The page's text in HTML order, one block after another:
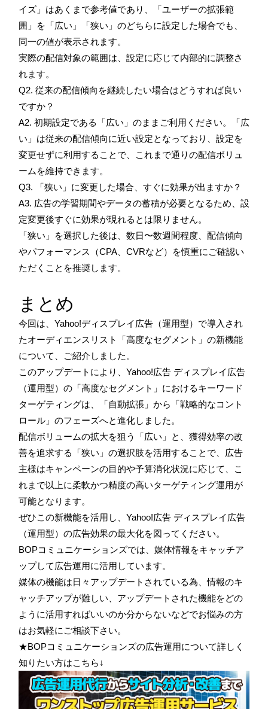
イズ」はあくまで参考値であり、「ユーザーの拡張範
囲」を「広い」「狭い」のどちらに設定した場合でも、
同一の値が表示されます。
実際の配信対象の範囲は、設定に応じて内部的に調整さ
れます。
Q2. 従来の配信傾向を継続したい場合はどうすれば良い
ですか？
A2. 初期設定である「広い」のままご利用ください。「広
い」は従来の配信傾向に近い設定となっており、設定を
変更せずに利用することで、これまで通りの配信ボリュ
ームを維持できます。
Q3. 「狭い」に変更した場合、すぐに効果が出ますか？
A3. 広告の学習期間やデータの蓄積が必要となるため、設
定変更後すぐに効果が現れるとは限りません。
「狭い」を選択した後は、数日〜数週間程度、配信傾向
やパフォーマンス（CPA、CVRなど）を慎重にご確認い
ただくことを推奨します。
まとめ
今回は、Yahoo!ディスプレイ広告（運用型）で導入され
たオーディエンスリスト「高度なセグメント」の新機能
について、ご紹介しました。
このアップデートにより、Yahoo!広告 ディスプレイ広告
（運用型）の「高度なセグメント」におけるキーワード
ターゲティングは、「自動拡張」から「戦略的なコント
ロール」のフェーズへと進化しました。
配信ボリュームの拡大を狙う「広い」と、獲得効率の改
善を追求する「狭い」の選択肢を活用することで、広告
主様はキャンペーンの目的や予算消化状況に応じて、こ
れまで以上に柔軟かつ精度の高いターゲティング運用が
可能となります。
ぜひこの新機能を活用し、Yahoo!広告 ディスプレイ広告
（運用型）の広告効果の最大化を図ってください。
BOPコミュニケーションズでは、媒体情報をキャッチア
ップして広告運用に活用しています。
媒体の機能は日々アップデートされている為、情報のキ
ャッチアップが難しい、アップデートされた機能をどの
ように活用すればいいのか分からないなどでお悩みの方
はお気軽にご相談下さい。
★BOPコミュニケーションズの広告運用について詳しく
知りたい方はこちら↓